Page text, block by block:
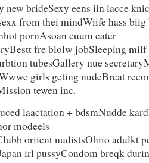
new brideSexy eens iin lacce
from thei mindWiife hass biig
pornAsoan cuum eater
fre blolw jobSleeping milf
tubesGallery nue
girls geting nudeBreat
tewen inc.
laactation + bdsmNudde
modeels
oriient nudistsOhiio adulkt
irl pussyCondom breqk